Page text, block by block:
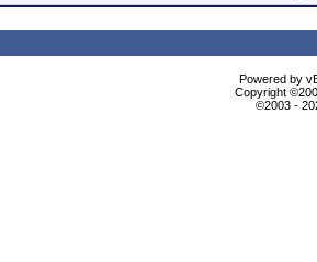
Powered by
Copyright
©2003 -